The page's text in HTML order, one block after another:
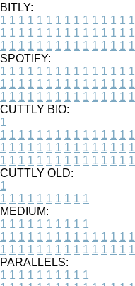
BITLY:
1 1 1 1 1 1 1 1 1 1 1 1 1 1 1
1 1 1 1 1 1 1 1 1 1 1 1 1 1 1
1 1 1 1 1 1 1 1 1 1 1 1 1 1 1
SPOTIFY:
1 1 1 1 1 1 1 1 1 1 1 1 1 1 1
1 1 1 1 1 1 1 1 1 1 1 1 1 1 1
1 1 1 1 1 1 1 1 1 1 1 1 1 1 1
CUTTLY BIO:
1
1 1 1 1 1 1 1 1 1 1 1 1 1 1 1
1 1 1 1 1 1 1 1 1 1 1 1 1 1 1
1 1 1 1 1 1 1 1 1 1 1 1 1 1 1
CUTTLY OLD:
1
1 1 1 1 1 1 1 1 1 1
MEDIUM:
1 1 1 1 1 1 1 1 1 1
1 1 1 1 1 1 1 1 1 1 1 1 1 1 1
1 1 1 1 1 1 1 1 1 1 1 1 1 1 1
PARALLELS:
1 1 1 1 1 1 1 1 1 1